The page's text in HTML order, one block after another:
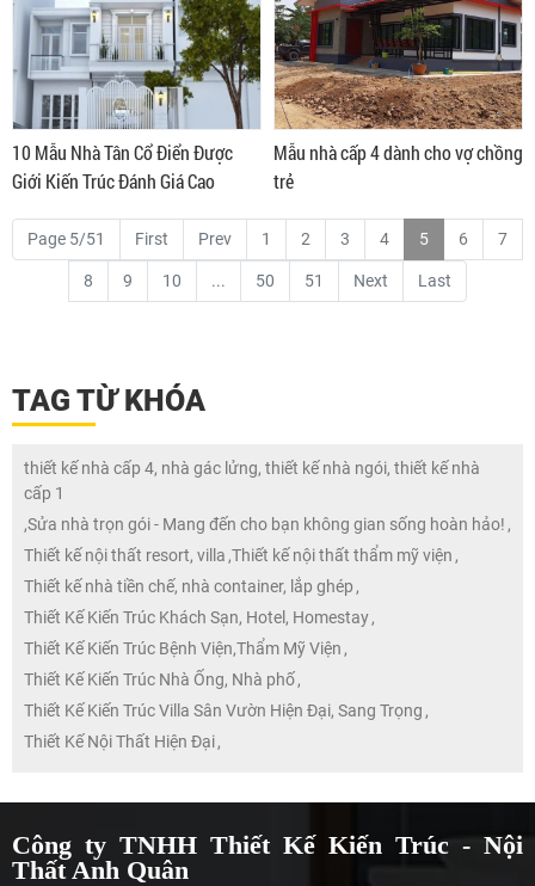
10 Mẫu Nhà Tân Cổ Điển Được
Giới Kiến Trúc Đánh Giá Cao
Mẫu nhà cấp 4 dành cho vợ chồng
trẻ
Page 5/51 First Prev 1 2 3 4 5 6 7
8 9 10 ... 50 51 Next Last
TAG TỪ KHÓA
thiết kế nhà cấp 4, nhà gác lửng, thiết kế nhà ngói, thiết kế nhà
cấp 1
,Sửa nhà trọn gói - Mang đến cho bạn không gian sống hoàn hảo! ,
Thiết kế nội thất resort, villa ,Thiết kế nội thất thẩm mỹ viện ,
Thiết kế nhà tiền chế, nhà container, lắp ghép ,
Thiết Kế Kiến Trúc Khách Sạn, Hotel, Homestay,
Thiết Kế Kiến Trúc Bệnh Viện,Thẩm Mỹ Viện ,
Thiết Kế Kiến Trúc Nhà Ống, Nhà phố,
Thiết Kế Kiến Trúc Villa Sân Vườn Hiện Đại, Sang Trọng ,
Thiết Kế Nội Thất Hiện Đại,
Công ty TNHH Thiết Kế Kiến Trúc - Nội
Thất Anh Quân